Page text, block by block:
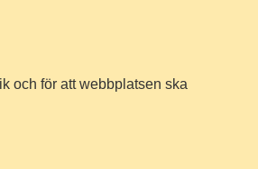
och för att webbplatsen ska